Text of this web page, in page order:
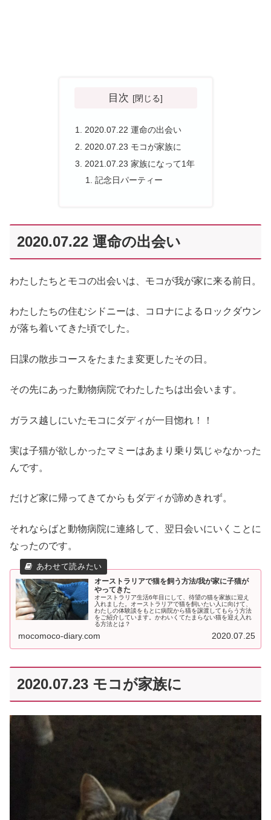
目次
2020.07.22 運命の出会い
2020.07.23 モコが家族に
2021.07.23 家族になって1年
記念日パーティー
2020.07.22 運命の出会い
わたしたちとモコの出会いは、モコが我が家に来る前日。
わたしたちの住むシドニーは、コロナによるロックダウン
が落ち着いてきた頃でした。
日課の散歩コースをたまたま変更したその日。
その先にあった動物病院でわたしたちは出会います。
ガラス越しにいたモコにダディが一目惚れ！！
実は子猫が欲しかったマミーはあまり乗り気じゃなかった
んです。
だけど家に帰ってきてからもダディが諦めきれず。
それならばと動物病院に連絡して、翌日会いにいくことに
なったのです。
オーストラリアで猫を飼う方法/我が家に子猫が
やってきた
オーストラリア生活6年目にして、待望の猫を家族に迎え
入れました。オーストラリアで猫を飼いたい人に向けて、
わたしの体験談をもとに病院から猫を譲渡してもらう方法
をご紹介しています。かわいくてたまらない猫を迎え入れ
る方法とは？
mocomoco-diary.com 2020.07.25
2020.07.23 モコが家族に